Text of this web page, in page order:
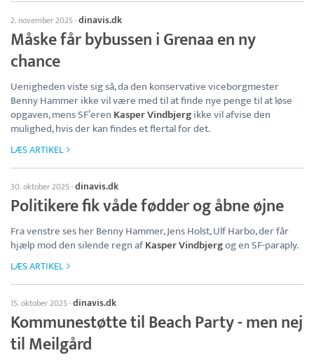
2. november 2025·dinavis.dk
Måske får bybussen i Grenaa en ny
chance
Uenigheden viste sig så, da den konservative viceborgmester
Benny Hammer ikke vil være med til at finde nye penge til at løse
opgaven, mens SF’eren Kasper Vindbjergikke vil afvise den
mulighed, hvis der kan findes et flertal for det.
LÆS ARTIKEL
30. oktober 2025·dinavis.dk
Politikere fik våde fødder og åbne øjne
Fra venstre ses her Benny Hammer, Jens Holst, Ulf Harbo, der får
hjælp mod den silende regn afKasper Vindbjergog en SF-paraply.
LÆS ARTIKEL
15. oktober 2025·dinavis.dk
Kommunestøtte til Beach Party - men nej
til Meilgård